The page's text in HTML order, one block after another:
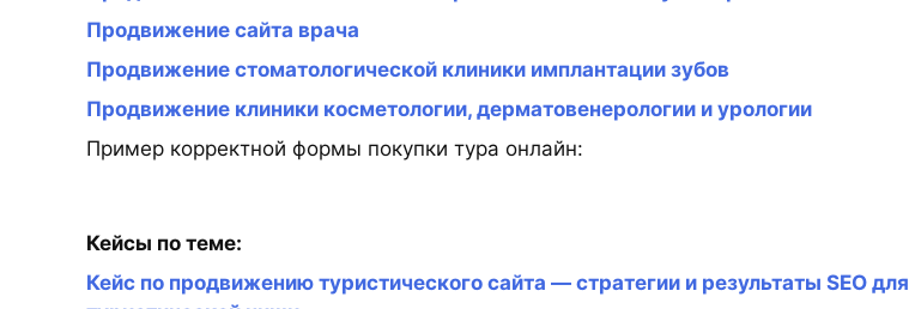
Продвижение сайта врача
Продвижение стоматологической клиники имплантации зубов
Продвижение клиники косметологии, дерматовенерологии и урологии
Пример корректной формы покупки тура онлайн:
Кейсы по теме:
Кейс по продвижению туристического сайта — стратегии и результаты SEO для